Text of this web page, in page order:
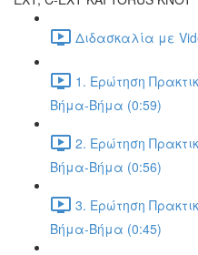
Διδασκαλία με
1. Ερώτηση
Βήμα-Βήμα (0:59)
2. Ερώτηση
Βήμα-Βήμα (0:56)
3. Ερώτηση
Βήμα-Βήμα (0:45)